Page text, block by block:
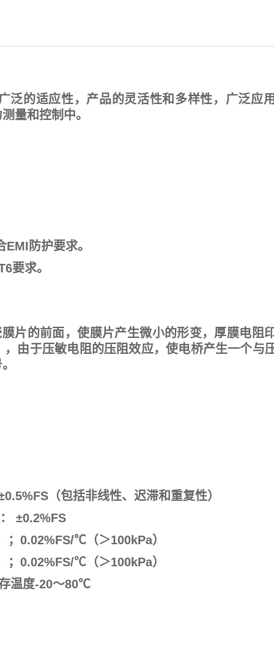
泛的适应性，产品的灵活性和多样性，广泛应
量和控制中。
EMI 防护要求。
要求。
片的前面，使膜片产生微小的形变，厚膜电阻
由于压敏电阻的压阻效应，使电桥产生一个与
0.5%FS（包括非线性、迟滞和重复性）
±0.2%FS
； 0.02%FS/℃ （＞100kPa）
； 0.02%FS/℃ （＞100kPa）
温度-20～80℃